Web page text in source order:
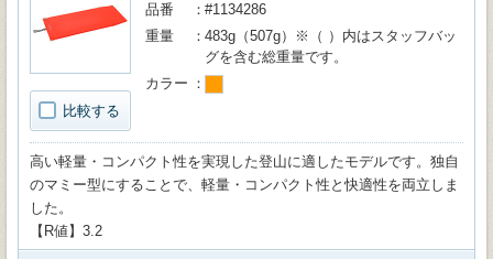
比較する
品番
#1134286
重量
483g（507g）※（ ）内はスタッフバッ
グを含む総重量です。
カラー
高い軽量・コンパクト性を実現した登山に適したモデルです。独自
のマミー型にすることで、軽量・コンパクト性と快適性を両立しま
した。
【R値】3.2